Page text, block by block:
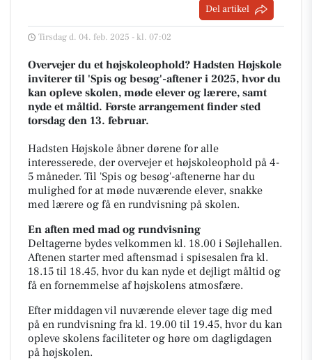
Del artikel
Tirsdag d. 04. feb. 2025 - kl. 07:02
Overvejer du et højskoleophold? Hadsten Højskole
inviterer til 'Spis og besøg'-aftener i 2025, hvor du
kan opleve skolen, møde elever og lærere, samt
nyde et måltid. Første arrangement finder sted
torsdag den 13. februar.
Hadsten Højskole åbner dørene for alle
interesserede, der overvejer et højskoleophold på 4-
5 måneder. Til 'Spis og besøg'-aftenerne har du
mulighed for at møde nuværende elever, snakke
med lærere og få en rundvisning på skolen.
En aften med mad og rundvisning
Deltagerne bydes velkommen kl. 18.00 i Søjlehallen.
Aftenen starter med aftensmad i spisesalen fra kl.
18.15 til 18.45, hvor du kan nyde et dejligt måltid og
få en fornemmelse af højskolens atmosfære.
Efter middagen vil nuværende elever tage dig med
på en rundvisning fra kl. 19.00 til 19.45, hvor du kan
opleve skolens faciliteter og høre om dagligdagen
på højskolen.